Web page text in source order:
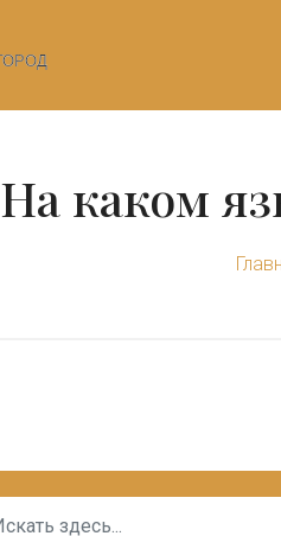
На каком